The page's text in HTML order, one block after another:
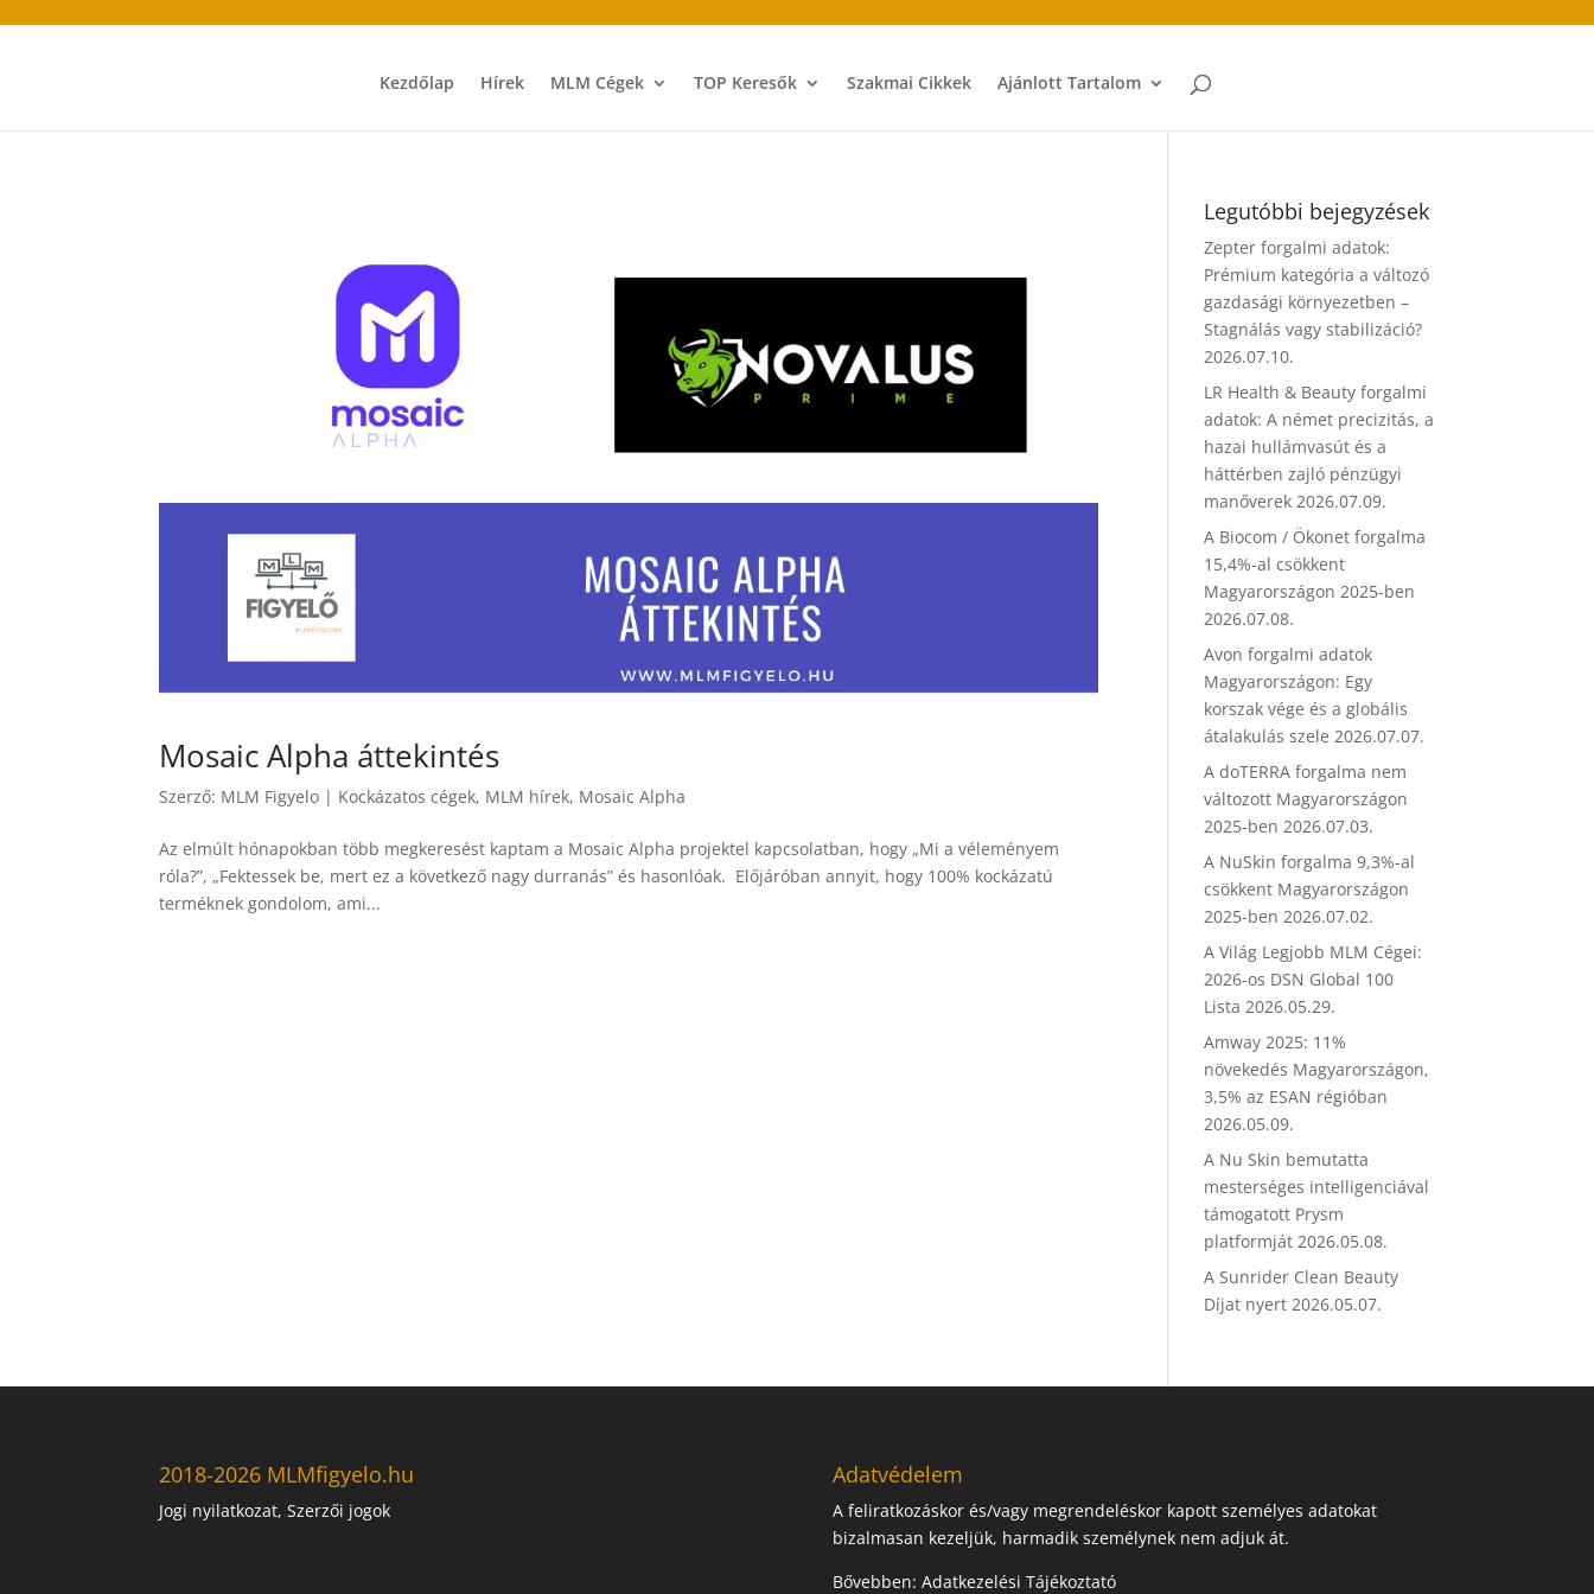
Kezdőlap Hírek MLM Cégek TOP Keresők Szakmai Cikkek Ajánlott Tartalom
Mosaic Alpha áttekintés
Szerző: MLM Figyelo | Kockázatos cégek, MLM hírek, Mosaic Alpha
Az elmúlt hónapokban több megkeresést kaptam a Mosaic Alpha projektel kapcsolatban, hogy „Mi a véleményem
róla?”, „Fektessek be, mert ez a következő nagy durranás” és hasonlóak. Előjáróban annyit, hogy 100% kockázatú
terméknek gondolom, ami...
Legutóbbi bejegyzések
Zepter forgalmi adatok:
Prémium kategória a változó
gazdasági környezetben –
Stagnálás vagy stabilizáció?
2026.07.10.
LR Health & Beauty forgalmi
adatok: A német precizitás, a
hazai hullámvasút és a
háttérben zajló pénzügyi
manőverek 2026.07.09.
A Biocom / Ökonet forgalma
15,4%-al csökkent
Magyarországon 2025-ben
2026.07.08.
Avon forgalmi adatok
Magyarországon: Egy
korszak vége és a globális
átalakulás szele 2026.07.07.
A doTERRA forgalma nem
változott Magyarországon
2025-ben 2026.07.03.
A NuSkin forgalma 9,3%-al
csökkent Magyarországon
2025-ben 2026.07.02.
A Világ Legjobb MLM Cégei:
2026-os DSN Global 100
Lista 2026.05.29.
Amway 2025: 11%
növekedés Magyarországon,
3,5% az ESAN régióban
2026.05.09.
A Nu Skin bemutatta
mesterséges intelligenciával
támogatott Prysm
platformját 2026.05.08.
A Sunrider Clean Beauty
Díjat nyert 2026.05.07.
2018-2026 MLMfigyelo.hu
Jogi nyilatkozat, Szerzői jogok
Adatvédelem
A feliratkozáskor és/vagy megrendeléskor kapott személyes adatokat
bizalmasan kezeljük, harmadik személynek nem adjuk át.
Bővebben: Adatkezelési Tájékoztató